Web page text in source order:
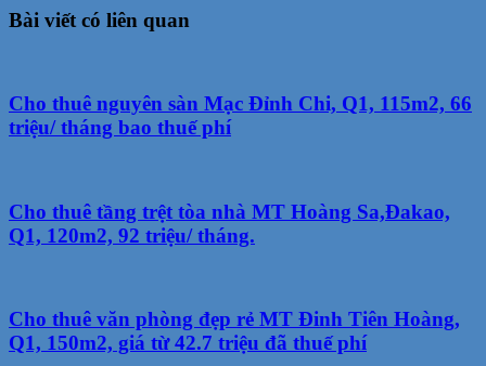
Bài viết có liên quan
Cho thuê nguyên sàn Mạc Đỉnh Chi, Q1, 115m2, 66
triệu/ tháng bao thuế phí
Cho thuê tầng trệt tòa nhà MT Hoàng Sa,Đakao,
Q1, 120m2, 92 triệu/ tháng.
Cho thuê văn phòng đẹp rẻ MT Đinh Tiên Hoàng,
Q1, 150m2, giá từ 42.7 triệu đã thuế phí